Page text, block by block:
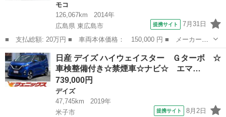
モコ
126,067km
2014年
広島県 東広島市
提携サイト 7月31日
■ 支払総額: 20万円 ■ 車両本体価格： 150,000 円 ■ メーカー
名： 日産 ■ 車種名： モコ ■ グレード名： Ｓ スマートキ
ー プッシュスタート バックカメラ ＥＴＣ ＵＳＢ端子 禁煙
車 社外ＡＷ アイド...
広島 東広島市 モコ
日産 デイズ ハイウェイスター Ｇターボ ☆
車検整備付き☆禁煙車☆ナビ☆ エマ…
739,000円
デイズ
47,745km
2019年
米子市
提携サイト 8月2日